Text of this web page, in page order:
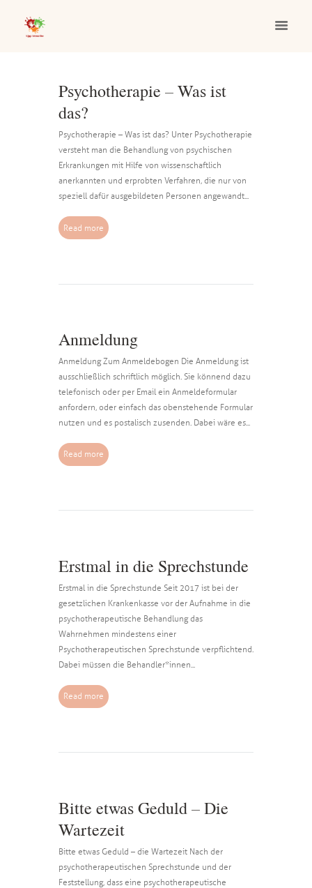
Psychotherapie – Was ist
das?
Psychotherapie – Was ist das? Unter Psychotherapie
versteht man die Behandlung von psychischen
Erkrankungen mit Hilfe von wissenschaftlich
anerkannten und erprobten Verfahren, die nur von
speziell dafür ausgebildeten Personen angewandt...
Read more
Anmeldung
Anmeldung Zum Anmeldebogen Die Anmeldung ist
ausschließlich schriftlich möglich. Sie könnend dazu
telefonisch oder per Email ein Anmeldeformular
anfordern, oder einfach das obenstehende Formular
nutzen und es postalisch zusenden. Dabei wäre es...
Read more
Erstmal in die Sprechstunde
Erstmal in die Sprechstunde Seit 2017 ist bei der
gesetzlichen Krankenkasse vor der Aufnahme in die
psychotherapeutische Behandlung das
Wahrnehmen mindestens einer
Psychotherapeutischen Sprechstunde verpflichtend.
Dabei müssen die Behandler*innen...
Read more
Bitte etwas Geduld – Die
Wartezeit
Bitte etwas Geduld – die Wartezeit Nach der
psychotherapeutischen Sprechstunde und der
Feststellung, dass eine psychotherapeutische